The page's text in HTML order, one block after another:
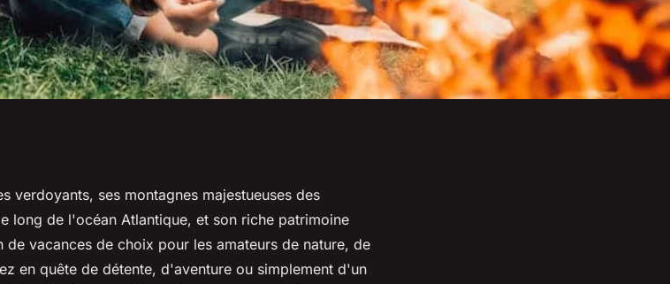
un
verdoyants, ses montagnes majestueuses des
long de l'océan Atlantique, et son riche patrimoine
de vacances de choix pour les amateurs de nature, de
en quête de détente, d'aventure ou simplement d'un